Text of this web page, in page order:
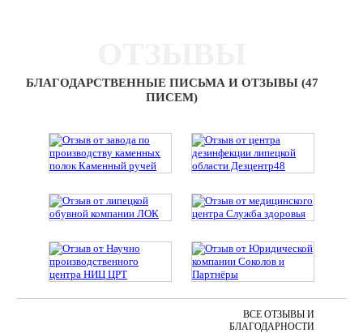
БЛАГОДАРСТВЕННЫЕ ПИСЬМА И ОТЗЫВЫ (47
ПИСЕМ)
ВСЕ ОТЗЫВЫ И
БЛАГОДАРНОСТИ